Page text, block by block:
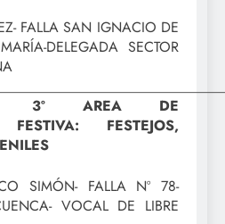
FALLA SAN IGNACIO DE
DELEGADA SECTOR
3º AREA DE
FESTIVA: FESTEJOS,
SIMÓN- FALLA Nº 78-
VOCAL DE LIBRE